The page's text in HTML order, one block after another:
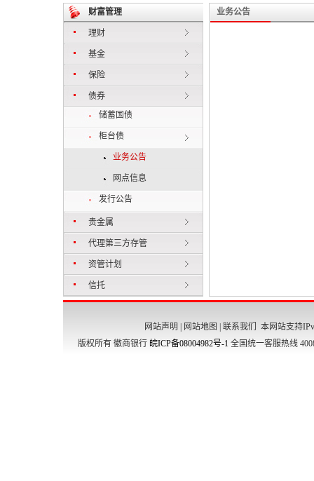
财富管理
理财
基金
保险
债券
储蓄国债
柜台债
业务公告
网点信息
发行公告
贵金属
代理第三方存管
资管计划
信托
业务公告
网站声明 网站地图 联系我们
本网站支持
版权所有 徽商银行 皖ICP备08004982号-1 全国统一客服热线